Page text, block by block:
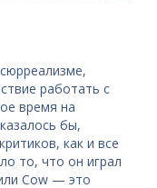
работать с
время на
бы,
как и все
то, что он играл
Cow — это